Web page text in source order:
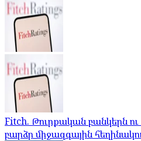
Fitch. Թուրքական բանկերն
բարձր միջազգային